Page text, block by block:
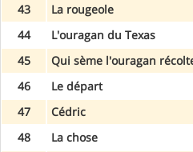
43
La rougeole
44
L'ouragan du Texas
45
Qui sème l'ouragan
46
Le départ
47
Cédric
48
La chose